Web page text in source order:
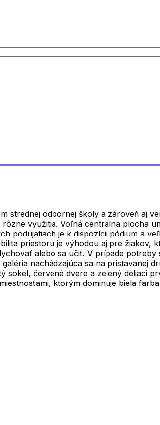
odbornej školy a zároveň aj
využitia. Voľná centrálna plocha
podujatiach je k dispozícii pódium a
priestoru je výhodou aj pre
alebo sa učiť. V prípade
nachádzajúca sa na pristavanej
sokel, červené dvere a zelený deliaci
ktorým dominuje biela farba.